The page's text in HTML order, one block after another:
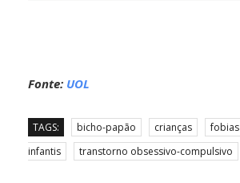
Fonte: UOL
TAGS: bicho-papão crianças fobias
infantis
transtorno obsessivo-compulsivo